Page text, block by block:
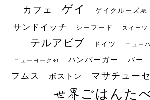
カフェ ゲイ ゲイクルーズ旅
サンドイッチ シーフード スイーツ
テルアビブ ドイツ ニュー
ニューヨーク州 ハンバーガー バー
フムス ボストン マサチュー
世界ごはんた